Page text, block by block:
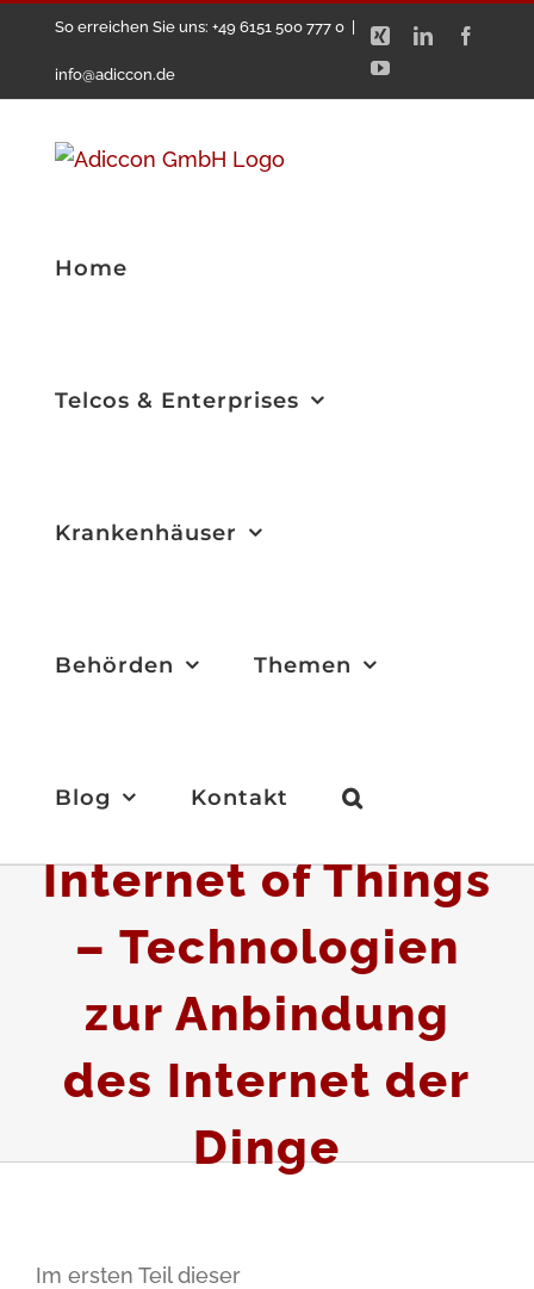
springen
So erreichen Sie uns: +49 6151 500 777 0
info@adiccon.de
Xing LinkedIn
YouTube
Home
Telcos & Enterprises
Krankenhäuser
Behörden Themen
Blog Kontakt
Internet of Things
– Technologien
zur Anbindung
des Internet der
Dinge
Im ersten Teil dieser